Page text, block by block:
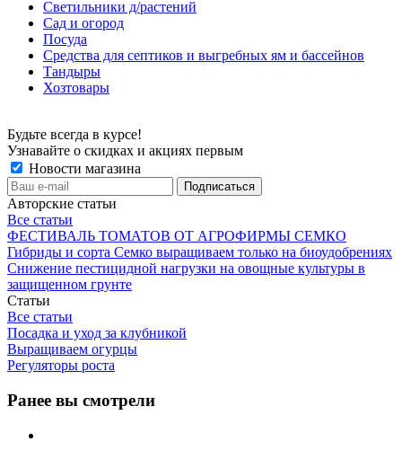
Светильники д/растений
Сад и огород
Посуда
Средства для септиков и выгребных ям и бассейнов
Тандыры
Хозтовары
Будьте всегда в курсе!
Узнавайте о скидках и акциях первым
Новости магазина
Авторские статьи
Все статьи
ФЕСТИВАЛЬ ТОМАТОВ ОТ АГРОФИРМЫ СЕМКО
Гибриды и сорта Семко выращиваем только на биоудобрениях
Снижение пестицидной нагрузки на овощные культуры в
защищенном грунте
Статьи
Все статьи
Посадка и уход за клубникой
Выращиваем огурцы
Регуляторы роста
Ранее вы смотрели